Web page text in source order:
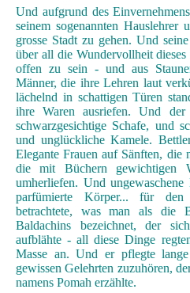
Und aufgrund des
seinem sogenannten
grosse Stadt zu gehen. Und
über all die Wundervollheit
offen zu sein - und aus
Männer, die ihre Lehren laut
lächelnd in schattigen Türen
ihre Waren ausriefen. Und
schwarzgesichtige Schafe, und
und unglückliche Kamele.
Elegante Frauen auf Sänften, die
die mit Büchern gewichtigen
umherliefen. Und
parfümierte Körper... für
betrachtete, was man als die
Baldachins bezeichnet, der
aufblähte - all diese Dinge
Masse an. Und er pflegte
gewissen Gelehrten zuzuhören,
namens Pomah erzählte.